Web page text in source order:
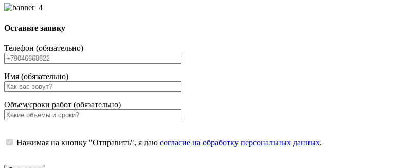
Оставьте заявку
Телефон (обязательно)
Имя (обязательно)
Объем/сроки работ (обязательно)
Нажимая на кнопку "Отправить", я даю согласие на обработку персональных данных.